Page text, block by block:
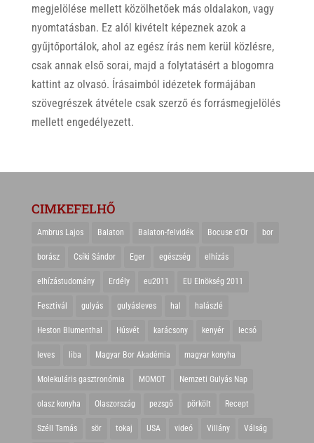
megjelölése mellett közölhetőek más oldalakon, vagy
nyomtatásban. Ez alól kivételt képeznek azok a
gyűjtőportálok, ahol az egész írás nem kerül közlésre,
csak annak első sorai, majd a folytatásért a blogomra
kattint az olvasó. Írásaimból idézetek formájában
szövegrészek átvétele csak szerző és forrásmegjelölés
mellett engedélyezett.
CIMKEFELHŐ
Ambrus Lajos Balaton Balaton-felvidék Bocuse d'Or bor
borász Csíki Sándor Eger egészség elhízás
elhízástudomány Erdély eu2011 EU Elnökség 2011
Fesztivál gulyás gulyásleves hal halászlé
Heston Blumenthal Húsvét karácsony kenyér lecsó
leves liba Magyar Bor Akadémia magyar konyha
Molekuláris gasztronómia MOMOT Nemzeti Gulyás Nap
olasz konyha Olaszország pezsgő pörkölt Recept
Széll Tamás sör tokaj USA videó Villány Válság